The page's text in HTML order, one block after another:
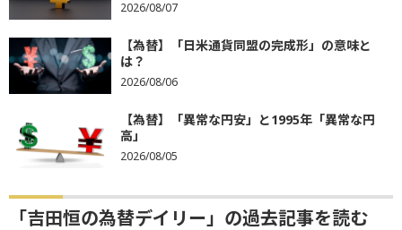
2026/08/07
【為替】「日米通貨同盟の完成形」の意味と
は？
2026/08/06
【為替】「異常な円安」と1995年「異常な円
高」
2026/08/05
「吉田恒の為替デイリー」の過去記事を読む